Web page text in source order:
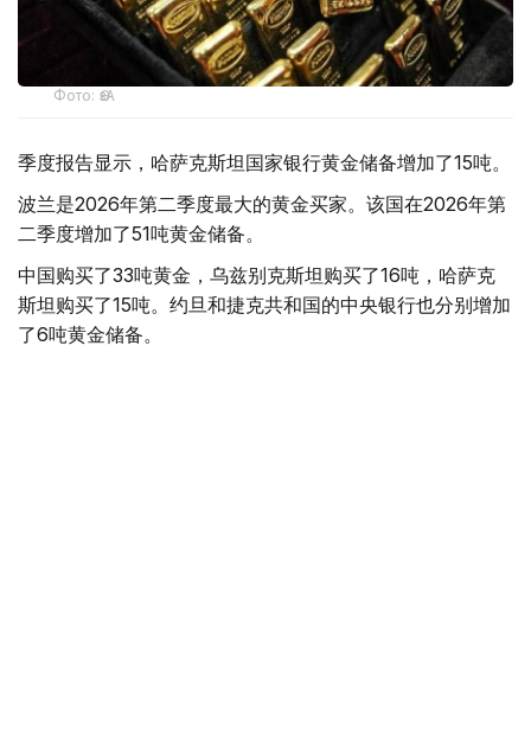
Фото: ӨзА
季度报告显示，哈萨克斯坦国家银行黄金储备增加了15吨。
波兰是2026年第二季度最大的黄金买家。该国在2026年第
二季度增加了51吨黄金储备。
中国购买了33吨黄金，乌兹别克斯坦购买了16吨，哈萨克
斯坦购买了15吨。约旦和捷克共和国的中央银行也分别增加
了6吨黄金储备。